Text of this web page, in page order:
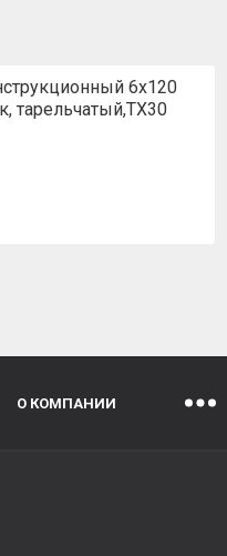
6x120
тарельчатый,ТХ30
О КОМПАНИИ